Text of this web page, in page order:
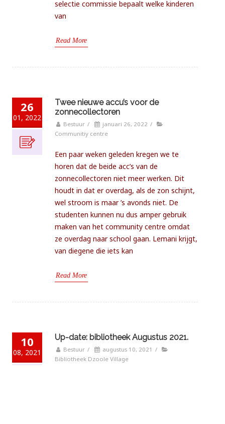
selectie commissie bepaalt welke kinderen
van
Read More
26
01, 2022
Twee nieuwe accu’s voor de
zonnecollectoren
Bestuur / januari 26, 2022 /
Communitiy centre
Een paar weken geleden kregen we te
horen dat de beide acc’s van de
zonnecollectoren niet meer werken. Dit
houdt in dat er overdag, als de zon schijnt,
wel stroom is maar ’s avonds niet. De
studenten kunnen nu dus amper gebruik
maken van het community centre omdat
ze overdag naar school gaan. Lemani krijgt,
van diegene die iets kan
Read More
10
08, 2021
Up-date: bibliotheek Augustus 2021.
Bestuur / augustus 10, 2021 /
Bibliotheek Dzoole Village